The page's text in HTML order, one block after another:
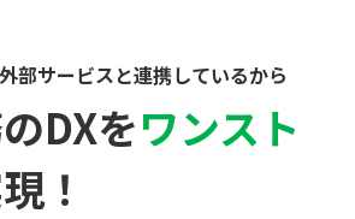
部サービスと連携しているから
DXをワンスト
！